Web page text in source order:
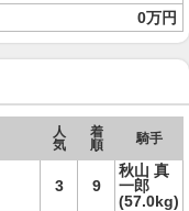
0万円
人
気
着
順
騎手
3 9
秋山 真
一郎
(57.0kg)